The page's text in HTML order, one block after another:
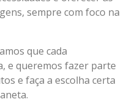
sempre com foco na
que cada
e queremos fazer parte
e faça a escolha certa